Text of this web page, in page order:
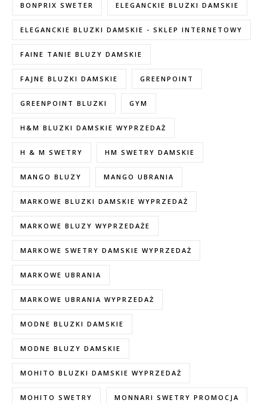
BONPRIX SWETER ELEGANCKIE BLUZKI DAMSKIE
ELEGANCKIE BLUZKI DAMSKIE - SKLEP INTERNETOWY
FAINE TANIE BLUZY DAMSKIE
FAJNE BLUZKI DAMSKIE GREENPOINT
GREENPOINT BLUZKI GYM
H&M BLUZKI DAMSKIE WYPRZEDAŻ
H & M SWETRY HM SWETRY DAMSKIE
MANGO BLUZY MANGO UBRANIA
MARKOWE BLUZKI DAMSKIE WYPRZEDAŻ
MARKOWE BLUZY WYPRZEDAŻE
MARKOWE SWETRY DAMSKIE WYPRZEDAŻ
MARKOWE UBRANIA
MARKOWE UBRANIA WYPRZEDAŻ
MODNE BLUZKI DAMSKIE
MODNE BLUZY DAMSKIE
MOHITO BLUZKI DAMSKIE WYPRZEDAŻ
MOHITO SWETRY MONNARI SWETRY PROMOCJA